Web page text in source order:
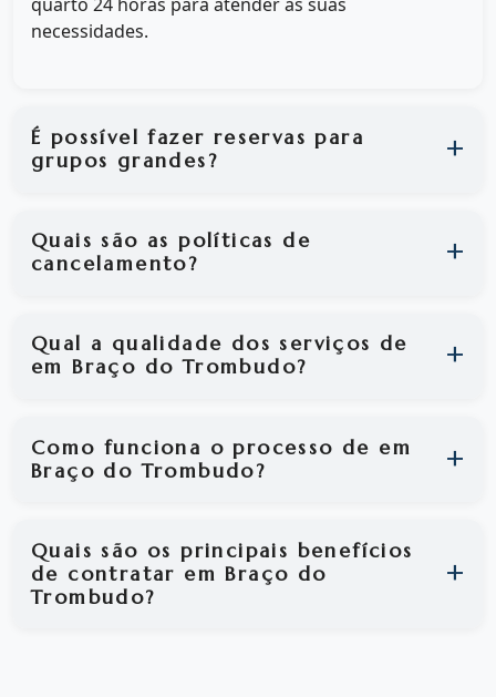
necessidades.
É possível fazer reservas para
grupos grandes?
Quais são as políticas de
cancelamento?
Qual a qualidade dos serviços de
em Braço do Trombudo?
Como funciona o processo de em
Braço do Trombudo?
Quais são os principais benefícios
de contratar em Braço do
Trombudo?